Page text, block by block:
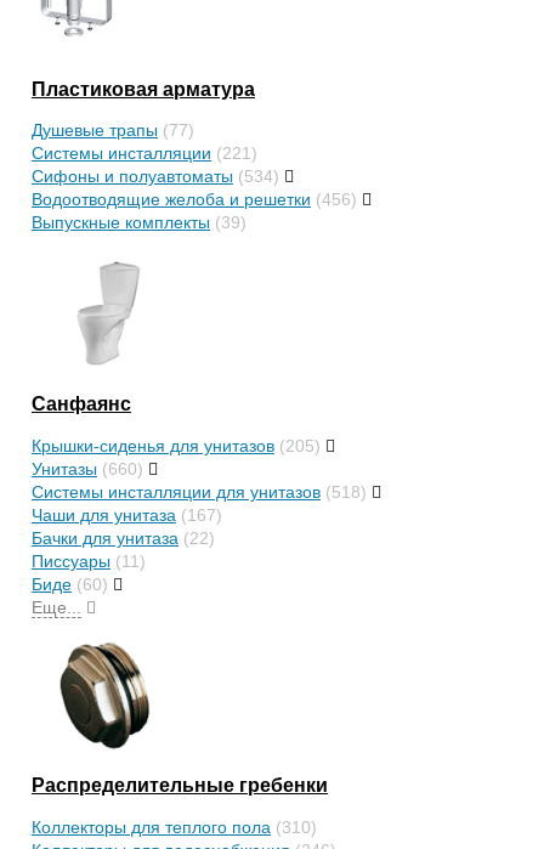
Пластиковая арматура
Душевые трапы (77)
Системы инсталляции (221)
Сифоны и полуавтоматы (534)
Водоотводящие желоба и решетки (456)
Выпускные комплекты (39)
Санфаянс
Крышки-сиденья для унитазов (205)
Унитазы (660)
Системы инсталляции для унитазов (518)
Чаши для унитаза (167)
Бачки для унитаза (22)
Писсуары (11)
Биде (60)
Еще...
Распределительные гребенки
Коллекторы для теплого пола (310)